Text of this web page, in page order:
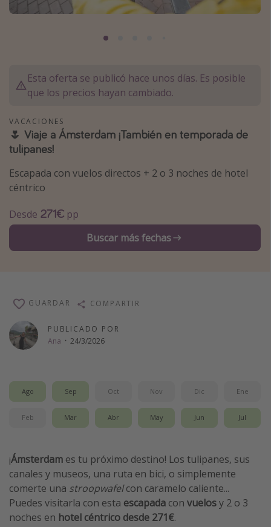
Marruecos
Tailandia
Maldivas
Inspiración para viajes
Camping
Glamping
Viajes en tren
Viajar sola como mujer
Ofertas para Vacaciones Activas
Viajes para singles
Escapadas románticas
Trabajar en el extranjero
Cruceros por el Mediterráneo
Hoteles más hot de España
Parques de atracciones
Viaja con musicales
El Rey León el musical
Harry Potter en Londres y otros destinos
Esta oferta se publicó hace unos días. Es posible
que los precios hayan cambiado.
VACACIONES
🌷 Viaje a Ámsterdam ¡También en temporada de
tulipanes!
Escapada con vuelos directos + 2 o 3 noches de hotel
céntrico
Desde 271€ pp
Buscar más fechas
PUBLICADO POR
Ana · 24/3/2026
GUARDAR COMPARTIR
Ago Sep Oct Nov Dic Ene
Feb Mar Abr May Jun Jul
¡Ámsterdam es tu próximo destino! Los tulipanes, sus
canales y museos, una ruta en bici, o simplemente
comerte una stroopwafelcon caramelo caliente...
Puedes visitarla con esta escapada con vuelosy 2 o 3
noches en hotel céntrico desde 271€.